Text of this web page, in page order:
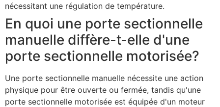
nécessitant une régulation de température.
En quoi une porte sectionnelle
manuelle diffère-t-elle d'une
porte sectionnelle motorisée?
Une porte sectionnelle manuelle nécessite une action
physique pour être ouverte ou fermée, tandis qu'une
porte sectionnelle motorisée est équipée d'un moteur